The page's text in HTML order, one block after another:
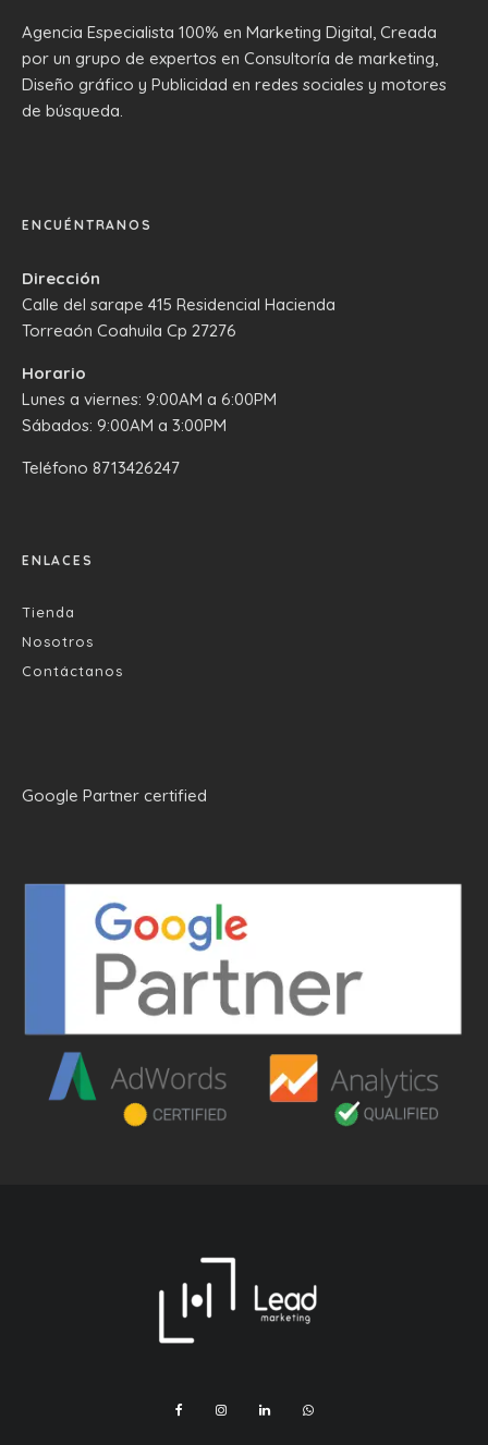
Agencia Especialista 100% en Marketing Digital, Creada
por un grupo de expertos en Consultoría de marketing,
Diseño gráfico y Publicidad en redes sociales y motores
de búsqueda.
ENCUÉNTRANOS
Dirección
Calle del sarape 415 Residencial Hacienda
Torreaón Coahuila Cp 27276
Horario
Lunes a viernes: 9:00AM a 6:00PM
Sábados: 9:00AM a 3:00PM
Teléfono 8713426247
ENLACES
Tienda
Nosotros
Contáctanos
Google Partner certified